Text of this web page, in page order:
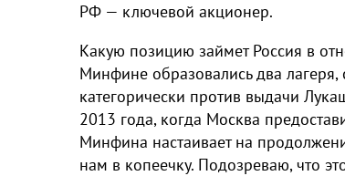
РФ — ключевой акционер.
Какую позицию займет Россия в
Минфине образовались два лагеря,
категорически против выдачи
2013 года, когда Москва
Минфина настаивает на
нам в копеечку. Подозреваю, что